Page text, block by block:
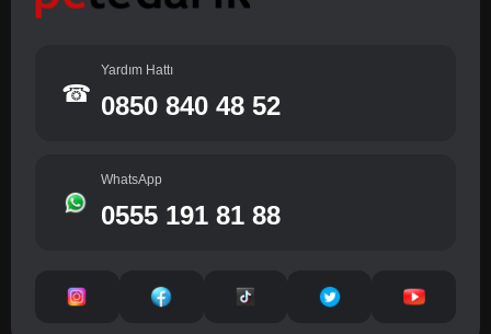
☎
Yardım Hattı
0850 840 48 52
WhatsApp
0555 191 81 88